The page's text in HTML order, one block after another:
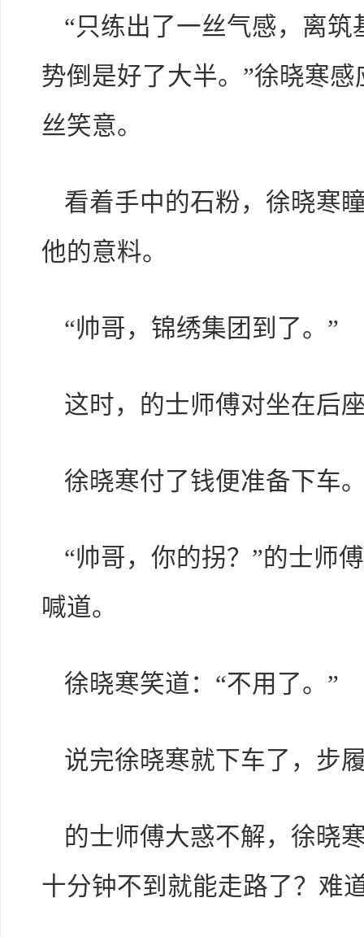
“只练出了一丝气感，离
势倒是好了大半。”徐晓寒
丝笑意。
看着手中的石粉，徐晓寒
他的意料。
“帅哥，锦绣集团到了。”
这时，的士师傅对坐在后
徐晓寒付了钱便准备下车
“帅哥，你的拐？”的士师
喊道。
徐晓寒笑道：“不用了。”
说完徐晓寒就下车了，步
的士师傅大惑不解，徐晓
十分钟不到就能走路了？难